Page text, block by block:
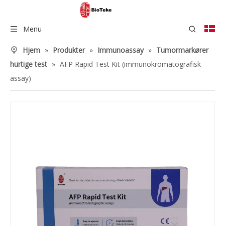
Menu
Hjem » Produkter » Immunoassay » Tumormarkører
hurtige test » AFP Rapid Test Kit (immunokromatografisk
assay)